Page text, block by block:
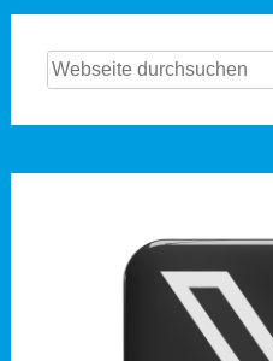
Suchen